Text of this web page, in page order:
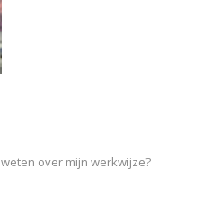
over mijn werkwijze?